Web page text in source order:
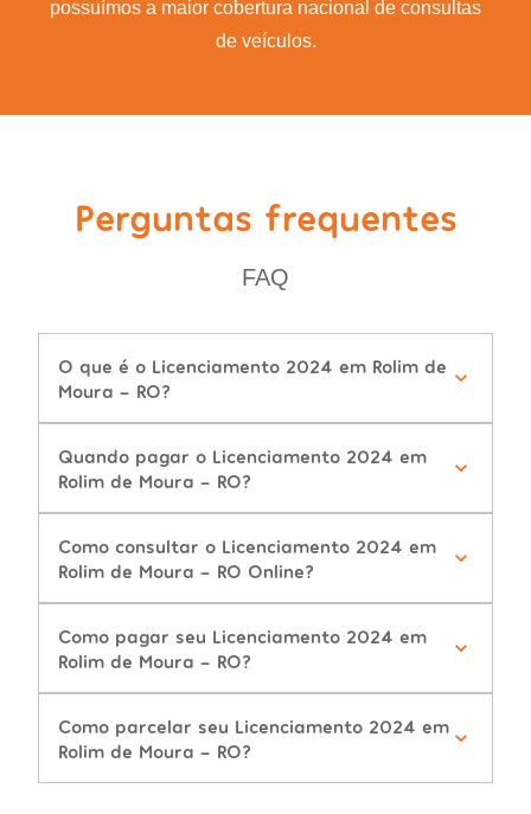
possuímos a maior cobertura nacional de consultas
de veículos.
Perguntas frequentes
FAQ
O que é o Licenciamento 2024 em Rolim de
Moura - RO?
Quando pagar o Licenciamento 2024 em
Rolim de Moura - RO?
Como consultar o Licenciamento 2024 em
Rolim de Moura - RO Online?
Como pagar seu Licenciamento 2024 em
Rolim de Moura - RO?
Como parcelar seu Licenciamento 2024 em
Rolim de Moura - RO?